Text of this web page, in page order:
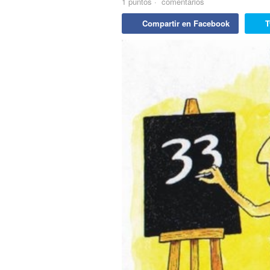
Compartir en Facebook